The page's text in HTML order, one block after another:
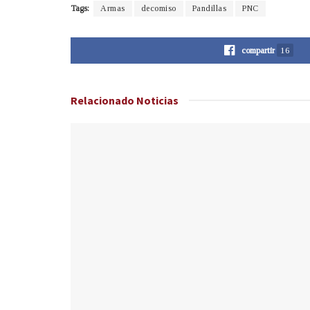
Tags: Armas decomiso Pandillas PNC
compartir 16
Relacionado Noticias